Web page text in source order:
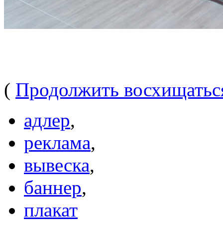
( Продолжить
адлер,
реклама,
вывеска,
баннер,
плакат